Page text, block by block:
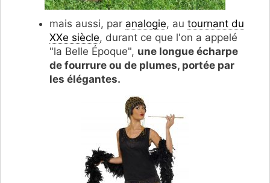
mais aussi, par analogie, au tournant du
XXe siècle, durant ce que l'on a appelé
"la Belle Époque", une longue écharpe
de fourrure ou de plumes, portée par
les élégantes.